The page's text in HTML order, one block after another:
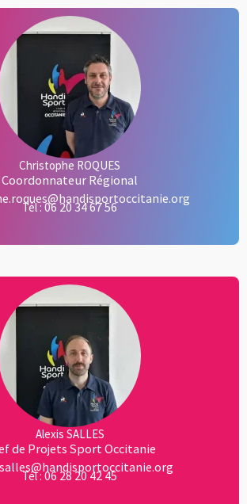
Christophe ROQUES
Coordonnateur Régional
Tél :06 20 34 67 56
Alexis SALLES
de Projets Sport Occitanie
Tél :06 28 20 42 45